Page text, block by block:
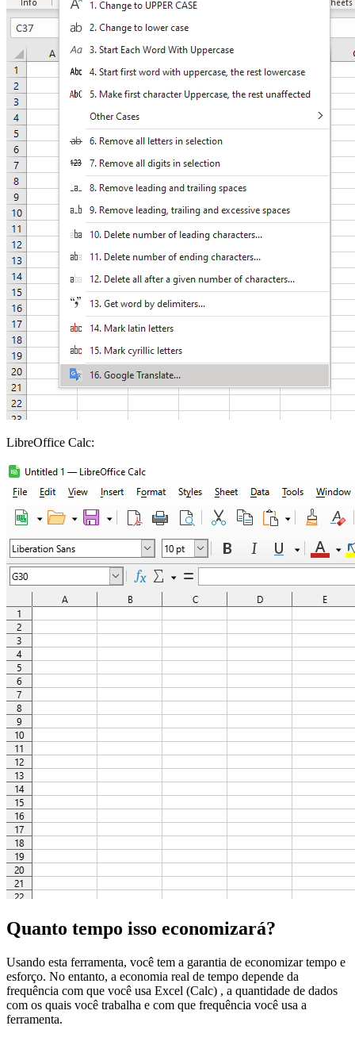
LibreOffice Calc:
Quanto tempo isso economizará?
Usando esta ferramenta, você tem a garantia de economizar tempo e
esforço. No entanto, a economia real de tempo depende da
frequência com que você usa Excel (Calc) , a quantidade de dados
com os quais você trabalha e com que frequência você usa a
ferramenta.